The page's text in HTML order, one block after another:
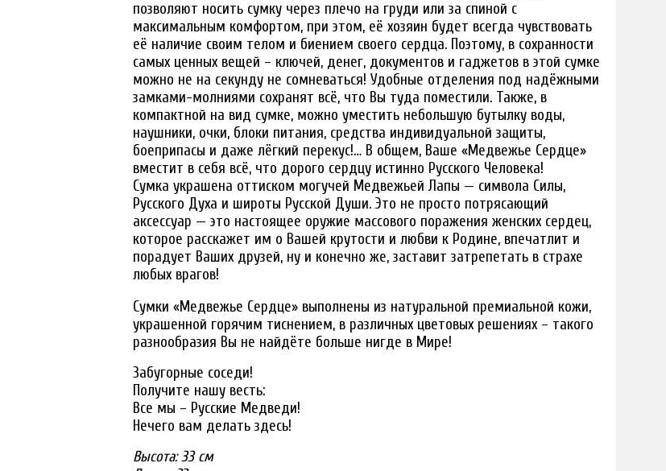
позволяют носить сумку через плечо на груди или за спиной с
максимальным комфортом, при этом, её хозяин будет всегда чувствовать
её наличие своим телом и биением своего сердца. Поэтому, в сохранности
самых ценных вещей – ключей, денег, документов и гаджетов в этой сумке
можно не на секунду не сомневаться! Удобные отделения под надёжными
замками-молниями сохранят всё, что Вы туда поместили. Также, в
компактной на вид сумке, можно уместить небольшую бутылку воды,
наушники, очки, блоки питания, средства индивидуальной защиты,
боеприпасы и даже лёгкий перекус!… В общем, Ваше «Медвежье Сердце»
вместит в себя всё, что дорого сердцу истинно Русского Человека!
Сумка украшена оттиском могучей Медвежьей Лапы — символа Силы,
Русского Духа и широты Русской Души. Это не просто потрясающий
аксессуар — это настоящее оружие массового поражения женских сердец,
которое расскажет им о Вашей крутости и любви к Родине, впечатлит и
порадует Ваших друзей, ну и конечно же, заставит затрепетать в страхе
любых врагов!
Сумки «Медвежье Сердце» выполнены из натуральной премиальной кожи,
украшенной горячим тиснением, в различных цветовых решениях – такого
разнообразия Вы не найдёте больше нигде в Мире!
Забугорные соседи!
Получите нашу весть:
Все мы – Русские Медведи!
Нечего вам делать здесь!
Высота:33 см